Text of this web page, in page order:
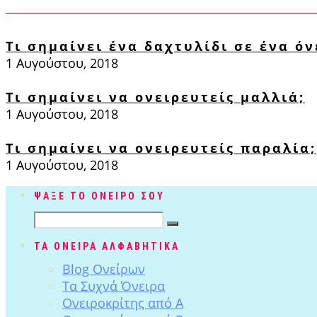
Τι σημαίνει ένα δαχτυλίδι σε ένα
1 Αυγούστου, 2018
Τι σημαίνει να ονειρευτείς μαλλιά;
1 Αυγούστου, 2018
Τι σημαίνει να ονειρευτείς παραλία;
1 Αυγούστου, 2018
ΨΑΞΕ ΤΟ ΟΝΕΙΡΟ ΣΟΥ
ΤΑ ΟΝΕΙΡΑ ΑΛΦΑΒΗΤΙΚΑ
Blog Ονείρων
Tα Συχνά Όνειρα
Ονειροκρίτης από Α